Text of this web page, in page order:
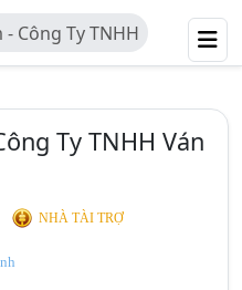
Công Ty TNHH
Ty TNHH Ván
NHÀ TÀI TRỢ